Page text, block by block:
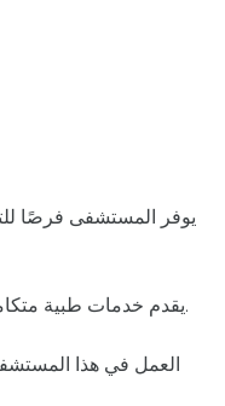
- يقدم خدمات طبية متكاملة عالية الجودة للموظفين وعائلاتهم.